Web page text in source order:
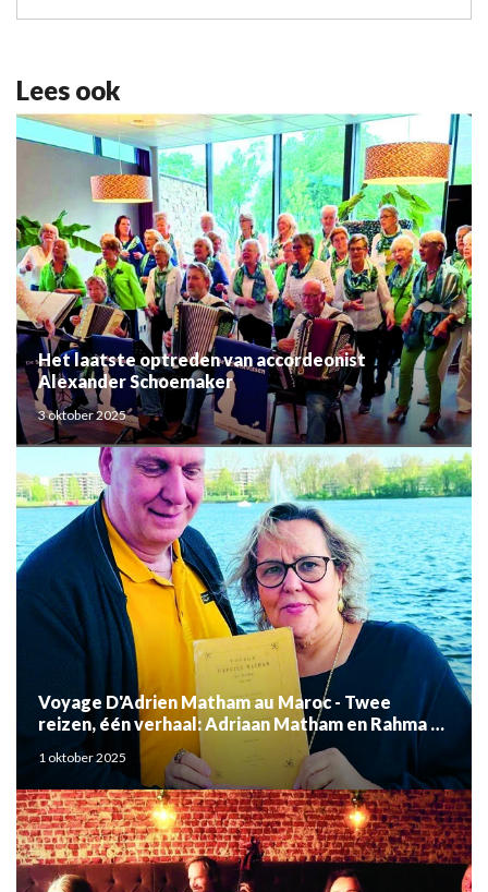
Lees ook
Het laatste optreden van accordeonist
Alexander Schoemaker
3 oktober 2025
Voyage D'Adrien Matham au Maroc - Twee
reizen, één verhaal: Adriaan Matham en Rahma el
Mouden
1 oktober 2025